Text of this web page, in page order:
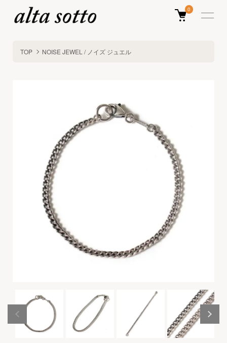
0
TOP NOISE JEWEL / ノイズ ジュエル